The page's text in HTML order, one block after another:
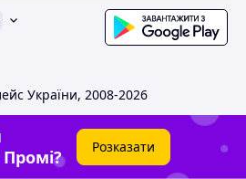
України, 2008-2026
Розказати